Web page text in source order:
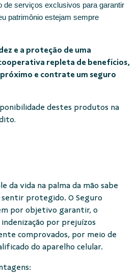
de serviços exclusivos para garantir
patrimônio estejam sempre
e a proteção de uma
repleta de benefícios,
e contrate um seguro
destes produtos na
da vida na palma da mão sabe
protegido. O Seguro
por objetivo garantir, o
por prejuízos
comprovados, por meio de
do aparelho celular.